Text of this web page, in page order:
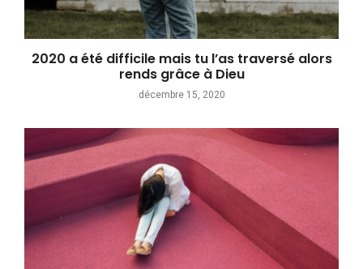
2020 a été difficile mais tu l’as traversé alors
rends grâce à Dieu
décembre 15, 2020